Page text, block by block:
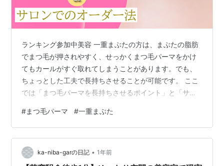
ランキング参加中美容 一重まぶたの方は、まぶたの脂肪
でまつ毛が押されやすく、せっかくまつ毛パーマをかけ
てもカールがすぐ取れてしまうことがあります。でも、
ちょっとした工夫で長持ちさせることが可能です。 ここ
では「まつ毛パーマを長持ちさせるポイント」と「サロ
の記事がおすすめの人 まつ毛パーマをしているけど、一
重まぶたでカールがすぐ取れてしまう 一重まぶたで、上
がりすぎたカールが似合わないと感じる まつ毛の長さを
もっと出したい サロンで「まつ毛パーマ」と「マツエ
#まつ毛パーマ #一重まぶた
ka-niba-garの日記 • 1年前